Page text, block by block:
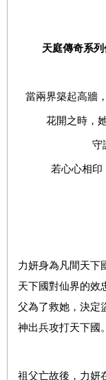
天庭傳奇系列
當兩界築起高牆
花開之時，
守
若心心相印
力妍身為凡間天下
天下國對仙界的效
父為了救她，決定
神出兵攻打天下國。
祖父亡故後，力妍